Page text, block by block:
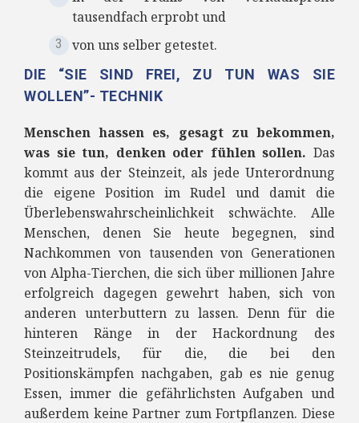
tausendfach erprobt und
von uns selber getestet.
DIE “SIE SIND FREI, ZU TUN WAS SIE
WOLLEN”- TECHNIK
Menschen hassen es, gesagt zu bekommen,
was sie tun, denken oder fühlen sollen. Das
kommt aus der Steinzeit, als jede Unterordnung
die eigene Position im Rudel und damit die
Überlebenswahrscheinlichkeit schwächte. Alle
Menschen, denen Sie heute begegnen, sind
Nachkommen von tausenden von Generationen
von Alpha-Tierchen, die sich über millionen Jahre
erfolgreich dagegen gewehrt haben, sich von
anderen unterbuttern zu lassen. Denn für die
hinteren Ränge in der Hackordnung des
Steinzeitrudels, für die, die bei den
Positionskämpfen nachgaben, gab es nie genug
Essen, immer die gefährlichsten Aufgaben und
außerdem keine Partner zum Fortpflanzen. Diese